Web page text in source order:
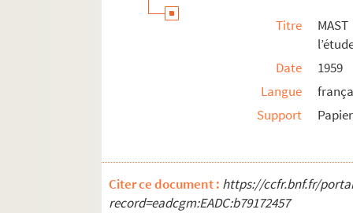
Titre
Date
1959
Langue
Support
Papier
Citer ce document : https://ccfr.bnf.fr/
record=eadcgm:EADC:b79172457